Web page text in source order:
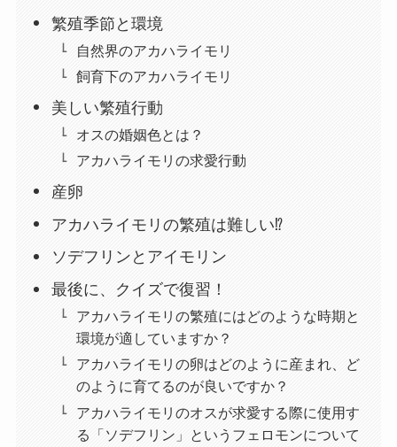
繁殖季節と環境
自然界のアカハライモリ
飼育下のアカハライモリ
美しい繁殖行動
オスの婚姻色とは？
アカハライモリの求愛行動
産卵
アカハライモリの繁殖は難しい⁉
ソデフリンとアイモリン
最後に、クイズで復習！
アカハライモリの繁殖にはどのような時期と
環境が適していますか？
アカハライモリの卵はどのように産まれ、ど
のように育てるのが良いですか？
アカハライモリのオスが求愛する際に使用す
る「ソデフリン」というフェロモンについて